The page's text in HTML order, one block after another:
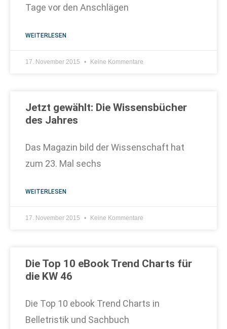
Tage vor den Anschlägen
WEITERLESEN
17. November 2015 Keine Kommentare
Jetzt gewählt: Die Wissensbücher
des Jahres
Das Magazin bild der Wissenschaft hat
zum 23. Mal sechs
WEITERLESEN
17. November 2015 Keine Kommentare
Die Top 10 eBook Trend Charts für
die KW 46
Die Top 10 ebook Trend Charts in
Belletristik und Sachbuch